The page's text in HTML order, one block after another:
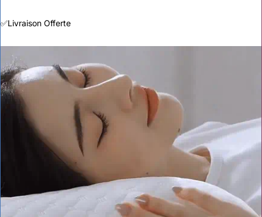
✅Livraison Offerte